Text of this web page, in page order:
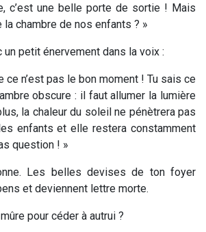
c’est une belle porte de sortie ! Mais
la chambre de nos enfants ? »
un petit énervement dans la voix :
ce n’est pas le bon moment ! Tu sais ce
obscure : il faut allumer la lumière
la chaleur du soleil ne pénètrera pas
enfants et elle restera constamment
question ! »
Les belles devises de ton foyer
et deviennent lettre morte.
pour céder à autrui ?